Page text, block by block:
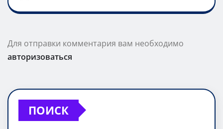
Для отправки комментария вам необходимо
авторизоваться
ПОИСК